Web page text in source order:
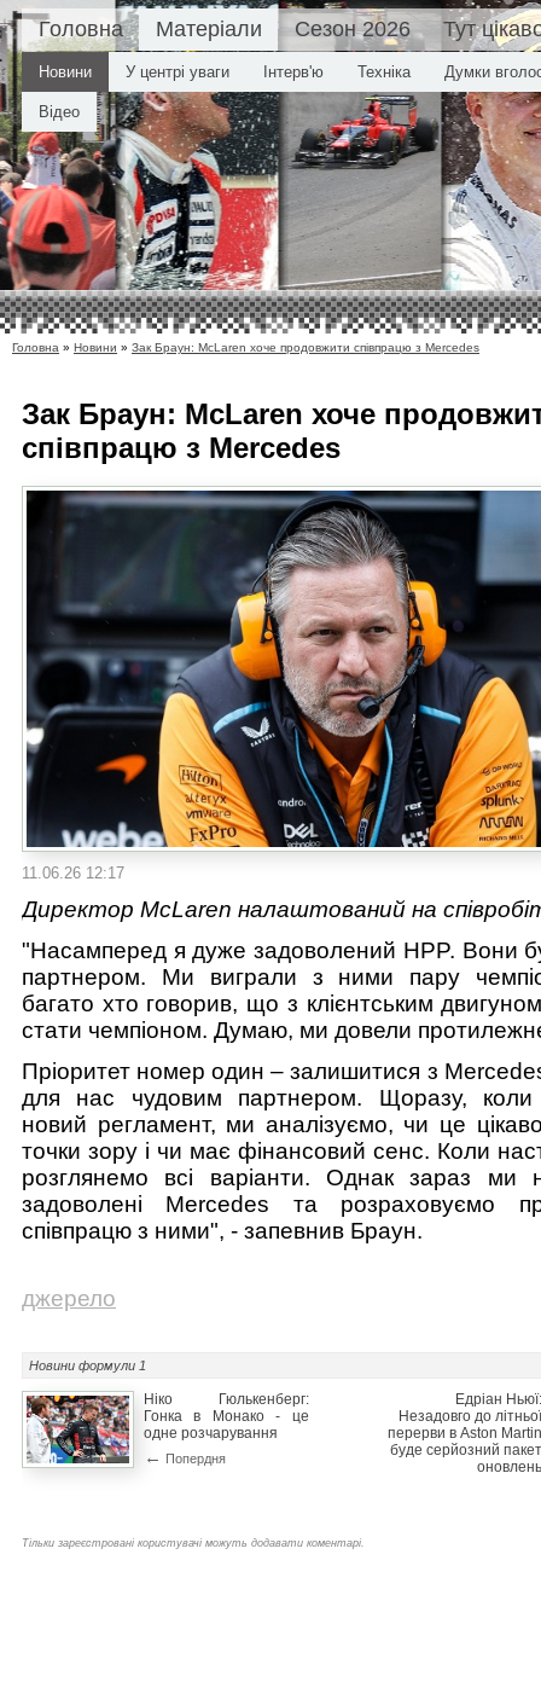
Головна Матеріали
Новини У центрі уваги Інтерв'ю Техніка Думки
Відео
Сезон 2026 Тут
Головна » Новини » Зак Браун: McLaren хоче продовжити співпрацю з Mercedes
Зак Браун: McLaren хоче
співпрацю з Mercedes
11.06.26 12:17
Директор McLaren налаштований на
"Насамперед я дуже задоволений HPP. Вони
партнером. Ми виграли з ними пару
багато хто говорив, що з клієнтським
стати чемпіоном. Думаю, ми довели
Пріоритет номер один – залишитися з
для нас чудовим партнером. Щоразу, коли
новий регламент, ми аналізуємо, чи це цікаво
точки зору і чи має фінансовий сенс. Коли
розглянемо всі варіанти. Однак зараз ми
задоволені Mercedes та розраховуємо
співпрацю з ними", - запевнив Браун.
джерело
Новини формули 1
Ніко Гюлькенберг:
Гонка в Монако - це
одне розчарування
← Попердня
Едріан Ньюї:
Незадовго до літньої
перерви в Aston Martin
буде серйозний пакет
оновлень
Тільки зареєстровані користувачі можуть додавати коментарі.